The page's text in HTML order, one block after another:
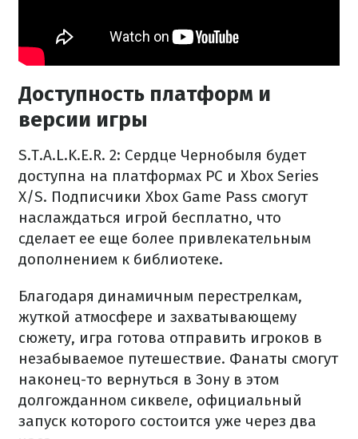
Доступность платформ и
версии игры
S.T.A.L.K.E.R. 2: Сердце Чернобыля будет
доступна на платформах PC и Xbox Series
X/S. Подписчики Xbox Game Pass смогут
наслаждаться игрой бесплатно, что
сделает ее еще более привлекательным
дополнением к библиотеке.
Благодаря динамичным перестрелкам,
жуткой атмосфере и захватывающему
сюжету, игра готова отправить игроков в
незабываемое путешествие. Фанаты смогут
наконец-то вернуться в Зону в этом
долгожданном сиквеле, официальный
запуск которого состоится уже через два